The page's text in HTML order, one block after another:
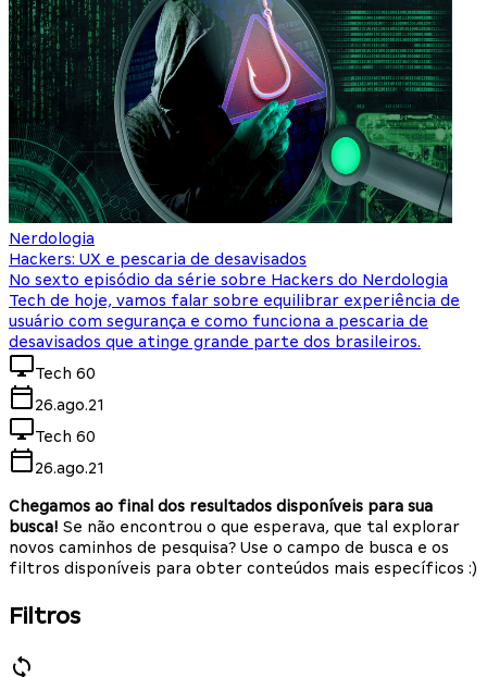
Nerdologia
Hackers: UX e pescaria de desavisados
No sexto episódio da série sobre Hackers do Nerdologia
Tech de hoje, vamos falar sobre equilibrar experiência de
usuário com segurança e como funciona a pescaria de
desavisados que atinge grande parte dos brasileiros.
Tech 60
26.ago.21
Tech 60
26.ago.21
Chegamos ao final dos resultados disponíveis para sua
busca! Se não encontrou o que esperava, que tal explorar
novos caminhos de pesquisa? Use o campo de busca e os
filtros disponíveis para obter conteúdos mais específicos :)
Filtros